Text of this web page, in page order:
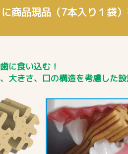
に商品現品（7本入り１袋
に食い込む！
大きさ、口の構造を考慮した設